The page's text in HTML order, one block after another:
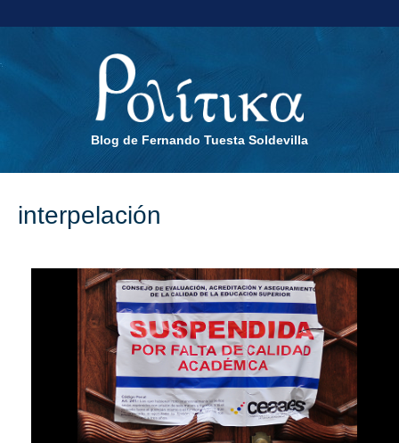
Blog de Fernando Tuesta Soldevilla
interpelación